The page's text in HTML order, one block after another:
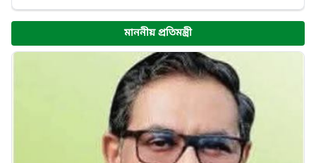
মাননীয় প্রতিমন্ত্রী